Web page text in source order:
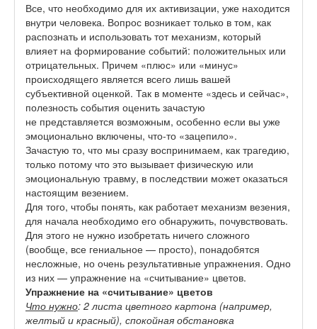
Все, что необходимо для их активизации, уже находится
внутри человека. Вопрос возникает только в том, как
распознать и использовать тот механизм, который
влияет на формирование событий: положительных или
отрицательных. Причем «плюс» или «минус»
происходящего является всего лишь вашей
субъективной оценкой. Так в моменте «здесь и сейчас»,
полезность события оценить зачастую
не представляется возможным, особенно если вы уже
эмоционально включены, что-то «зацепило».
Зачастую то, что мы сразу воспринимаем, как трагедию,
только потому что это вызывает физическую или
эмоциональную травму, в последствии может оказаться
настоящим везением.
Для того, чтобы понять, как работает механизм везения,
для начала необходимо его обнаружить, почувствовать.
Для этого не нужно изобретать ничего сложного
(вообще, все гениальное — просто), понадобятся
несложные, но очень результативные упражнения. Одно
из них — упражнение на «считывание» цветов.
Упражнение на «считывание» цветов
Что нужно: 2 листа цветного картона (например,
желтый и красный), спокойная обстановка